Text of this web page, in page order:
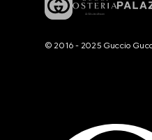
© 2016 - 2025 Guccio